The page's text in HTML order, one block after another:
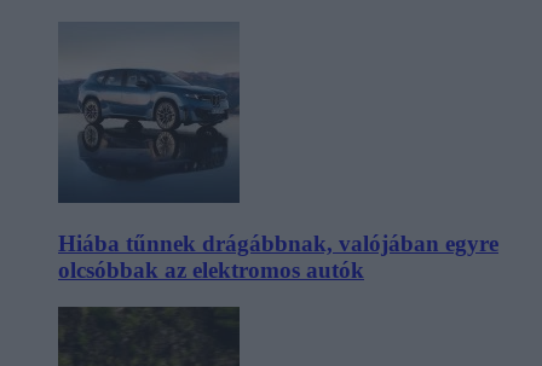
Hiába tűnnek drágábbnak, valójában egyre
olcsóbbak az elektromos autók